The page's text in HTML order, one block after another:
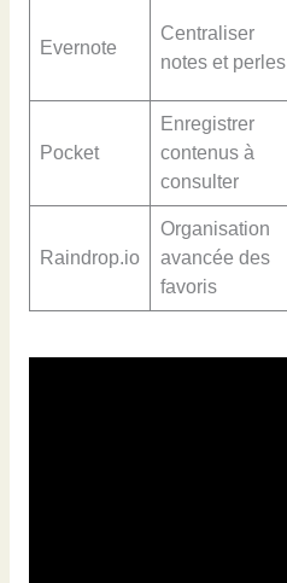
Evernote
Centraliser
notes et perles
Pocket
Enregistrer
contenus à
consulter
Raindrop.io
Organisation
avancée des
favoris